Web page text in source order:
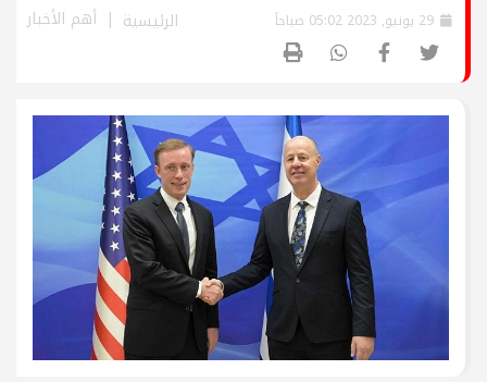
الرئيسية أهم الأخبار